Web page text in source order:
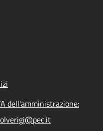
dell'amministrazione: